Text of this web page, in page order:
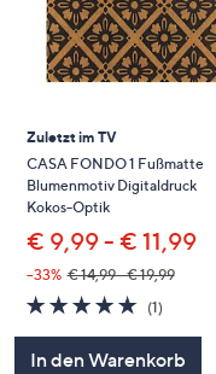
Zuletzt im TV
CASA FONDO 1 Fußmatte
Blumenmotiv Digitaldruck
Kokos-Optik
€ 9,99 - € 11,99
--33% € 14,99 - € 19,99
5.0
von
(1)1
In den Warenkorb